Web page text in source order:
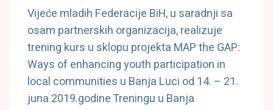
Vijeće mladih Federacije BiH, u saradnji sa
osam partnerskih organizacija, realizuje
trening kurs u sklopu projekta MAP the GAP:
Ways of enhancing youth participation in
local communities u Banja Luci od 14. – 21.
juna 2019.godine Treningu u Banja